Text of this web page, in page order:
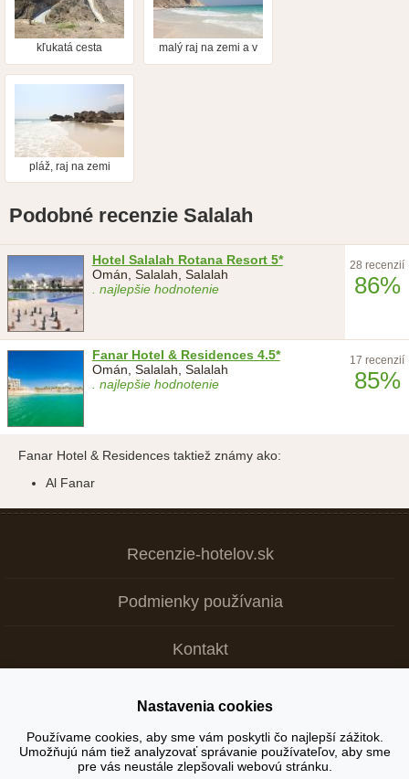
kľukatá cesta
malý raj na zemi a v
pláž, raj na zemi
Podobné recenzie Salalah
Hotel Salalah Rotana Resort 5*
Omán, Salalah, Salalah
. najlepšie hodnotenie
28 recenzií
86%
Fanar Hotel & Residences 4.5*
Omán, Salalah, Salalah
. najlepšie hodnotenie
17 recenzií
85%
Fanar Hotel & Residences taktiež známy ako:
Al Fanar
Recenzie-hotelov.sk
Podmienky používania
Kontakt
Copyright © 2026
+ Tvoja recenzia je dôležitá >
Nastavenia cookies
Používame cookies, aby sme vám poskytli čo najlepší zážitok.
Umožňujú nám tiež analyzovať správanie používateľov, aby sme
pre vás neustále zlepšovali webovú stránku.